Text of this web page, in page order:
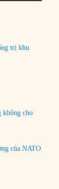
trị khu
không cho
của NATO